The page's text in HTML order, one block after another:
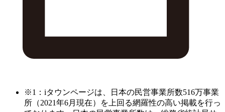
※1：iタウンページは、日本の民営事業所数516万事業
所（2021年6月現在）を上回る網羅性の高い掲載を行っ